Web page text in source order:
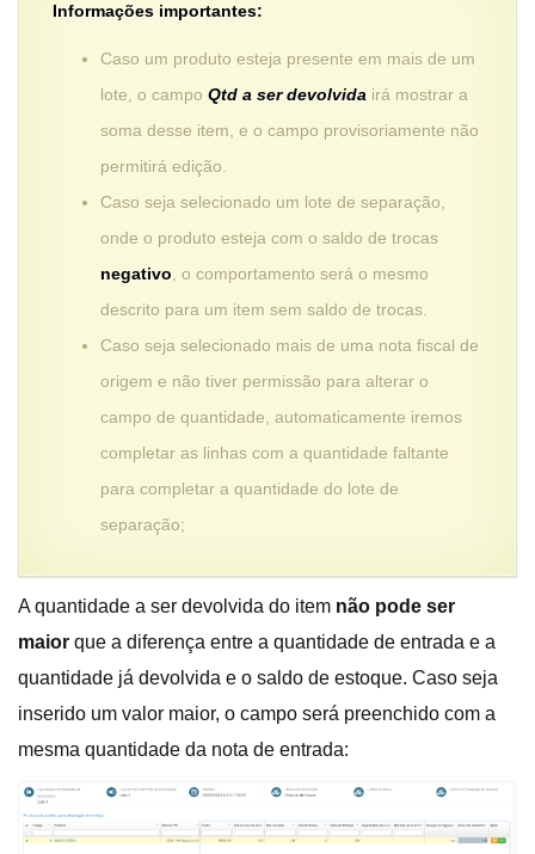
Informações importantes:
Caso um produto esteja presente em mais de um
lote, o campo Qtd a ser devolvida irá mostrar a
soma desse item, e o campo provisoriamente não
permitirá edição.
Caso seja selecionado um lote de separação,
onde o produto esteja com o saldo de trocas
negativo , o comportamento será o mesmo
descrito para um item sem saldo de trocas.
Caso seja selecionado mais de uma nota fiscal de
origem e não tiver permissão para alterar o
campo de quantidade, automaticamente iremos
completar as linhas com a quantidade faltante
para completar a quantidade do lote de
separação;
A quantidade a ser devolvida do item não pode ser
maior que a diferença entre a quantidade de entrada e a
quantidade já devolvida e o saldo de estoque. Caso seja
inserido um valor maior, o campo será preenchido com a
mesma quantidade da nota de entrada: